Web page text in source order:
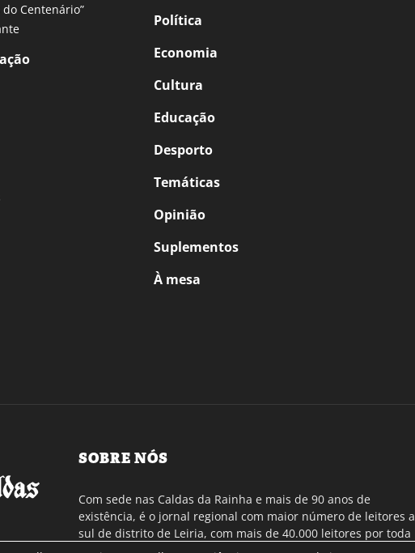
Centenário”
Política
Economia
Cultura
Educação
Desporto
Temáticas
Opinião
Suplementos
À mesa
SOBRE NÓS
Com sede nas Caldas da Rainha e mais de 90 anos de
existência, é o jornal regional com maior número de leitores a
sul de distrito de Leiria, com mais de 40.000 leitores por toda